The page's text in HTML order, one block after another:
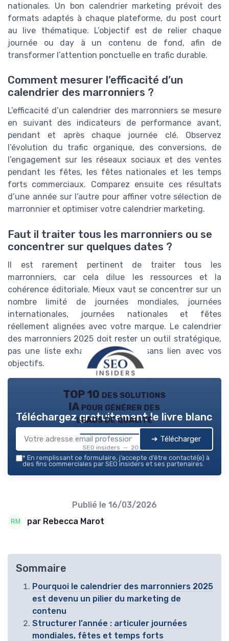
nationales. Un bon calendrier marketing prévoit des
formats adaptés à chaque plateforme, du post court
au live thématique. L’objectif est de relier chaque
journée ou day à un contenu de fond, afin de
transformer l’attention ponctuelle en trafic durable.
Comment mesurer l’efficacité d’un
calendrier des marronniers ?
L’efficacité d’un calendrier des marronniers se mesure
en suivant des indicateurs de performance avant,
pendant et après chaque journée clé. Observez
l’évolution du trafic organique, des conversions, de
l’engagement sur les réseaux sociaux et des ventes
pendant les fêtes, les fêtes nationales et les temps
forts commerciaux. Comparez ensuite ces résultats
d’une année sur l’autre pour affiner votre sélection de
marronnier et optimiser votre calendrier marketing.
Faut il traiter tous les marronniers ou se
concentrer sur quelques dates ?
Il est rarement pertinent de traiter tous les
marronniers, car cela dilue les ressources et la
cohérence éditoriale. Mieux vaut se concentrer sur un
nombre limité de journées mondiales, journées
internationales, journées nationales et fêtes
réellement alignées avec votre marque. Le calendrier
des marronniers 2025 doit rester un outil stratégique,
pas une liste exhaustive de day sans lien avec vos
objectifs.
TOP 10 des solutions
IA pour générer des
leads de qualité
SEO insiders — 2026
Téléchargez gratuitement le livre blanc
➔ Télécharger
* En remplissant ce formulaire, j’accepte d’être contacté(e) à
des fins commerciales par SEO insiders et ses partenaires.
Publié le 16/03/2026
par Rebecca Marot
Sommaire
Pourquoi le calendrier des marronniers 2025
est devenu un pilier du marketing de
contenu
Structurer l’année : articuler journées
mondiales, fêtes et temps forts